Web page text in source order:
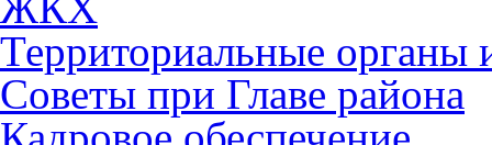
Территориальные органы
Советы при Главе района